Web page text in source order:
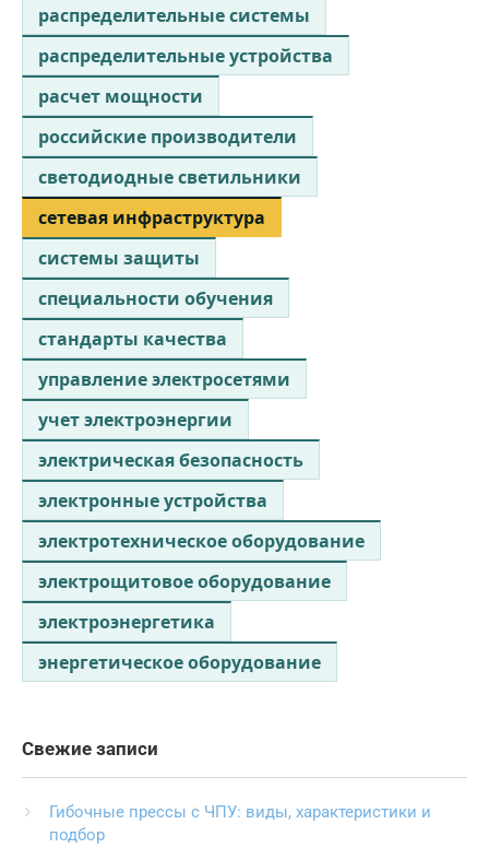
распределительные системы
распределительные устройства
расчет мощности
российские производители
светодиодные светильники
сетевая инфраструктура
системы защиты
специальности обучения
стандарты качества
управление электросетями
учет электроэнергии
электрическая безопасность
электронные устройства
электротехническое оборудование
электрощитовое оборудование
электроэнергетика
энергетическое оборудование
Свежие записи
Гибочные прессы с ЧПУ: виды, характеристики и
подбор